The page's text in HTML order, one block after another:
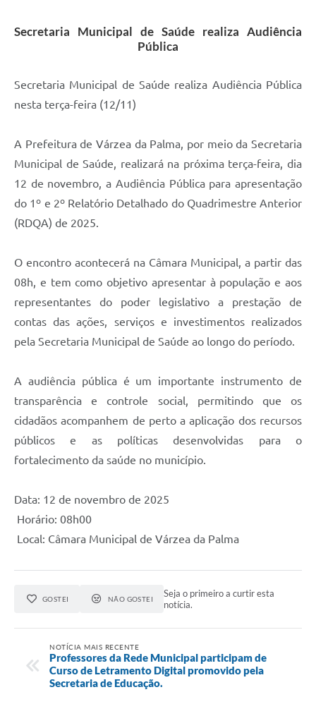
Contratos
Arquivos para Download
Notícias
Obras
Galeria de Vídeos
Secretarias
Projetos
Legislação
Serviços Online
Telefones Úteis
Emprega
Secretaria Municipal de Saúde realiza Audiência
Pública
Secretaria Municipal de Saúde realiza Audiência Pública
nesta terça-feira (12/11)
A Prefeitura de Várzea da Palma, por meio da Secretaria
Municipal de Saúde, realizará na próxima terça-feira, dia
12 de novembro, a Audiência Pública para apresentação
do 1º e 2º Relatório Detalhado do Quadrimestre Anterior
(RDQA) de 2025.
O encontro acontecerá na Câmara Municipal, a partir das
08h, e tem como objetivo apresentar à população e aos
representantes do poder legislativo a prestação de
contas das ações, serviços e investimentos realizados
pela Secretaria Municipal de Saúde ao longo do período.
A audiência pública é um importante instrumento de
transparência e controle social, permitindo que os
cidadãos acompanhem de perto a aplicação dos recursos
públicos e as políticas desenvolvidas para o
fortalecimento da saúde no município.
Data: 12 de novembro de 2025
Horário: 08h00
Local: Câmara Municipal de Várzea da Palma
GOSTEI NÃO GOSTEI
Seja o primeiro a curtir esta
notícia.
NOTÍCIA MAIS RECENTE
Professores da Rede Municipal participam de
Curso de Letramento Digital promovido pela
Secretaria de Educação.